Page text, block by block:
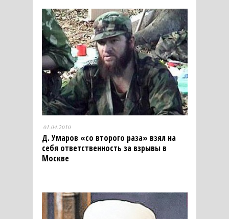
01.04.2010
Д. Умаров «со второго раза» взял на
себя ответственность за взрывы в
Москве